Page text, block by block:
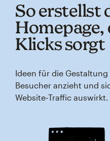
So erstellst
Homepage,
Klicks sorgt
Ideen für die
Besucher anzieht und
Website‑Traffic auswirkt.